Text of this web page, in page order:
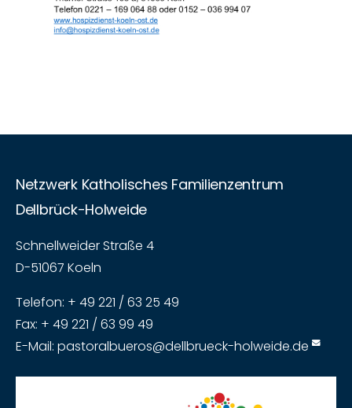
Netzwerk Katholisches Familienzentrum
Dellbrück-Holweide
Schnellweider Straße 4
D-51067 Koeln
Telefon: + 49 221 / 63 25 49
Fax: + 49 221 / 63 99 49
E-Mail: pastoralbueros@dellbrueck-holweide.de